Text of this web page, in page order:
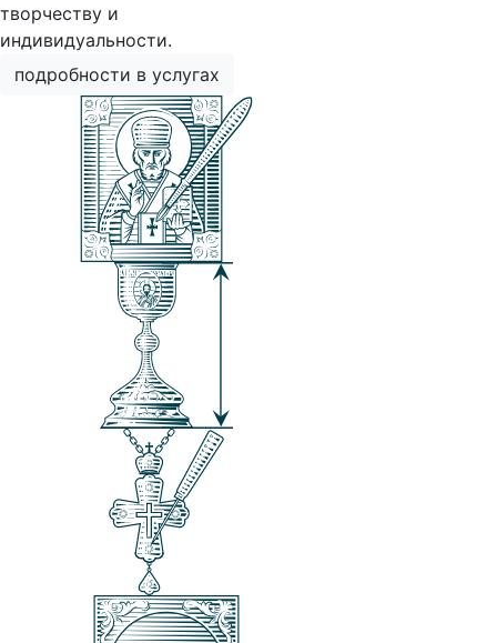
творчеству и
индивидуальности.
подробности в услугах